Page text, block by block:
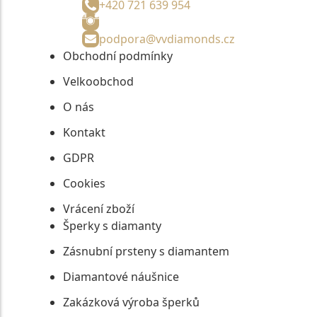
+420 721 639 954
podpora@vvdiamonds.cz
Obchodní podmínky
Velkoobchod
O nás
Kontakt
GDPR
Cookies
Vrácení zboží
Šperky s diamanty
Zásnubní prsteny s diamantem
Diamantové náušnice
Zakázková výroba šperků